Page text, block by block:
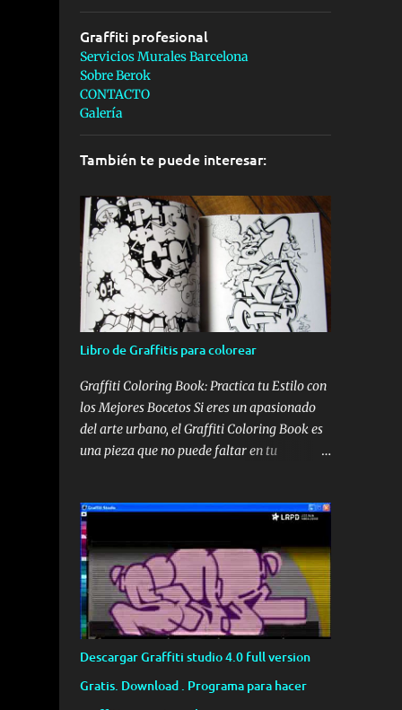
Graffiti profesional
Servicios Murales Barcelona
Sobre Berok
CONTACTO
Galería
También te puede interesar:
Libro de Graffitis para colorear
Graffiti Coloring Book: Practica tu Estilo con
los Mejores Bocetos Si eres un apasionado
del arte urbano, el Graffiti Coloring Book es
una pieza que no puede faltar en tu
recopilación de alta calidad que reúne los
bocetos de los sesenta mejores graffiteros
escandinavos, incluyendo leyendas como
Nug, Egs y Bates . Portada del Graffiti
Coloring Book, ideal para artistas y
aficionados Estos maestros del spray han
definido los bordes de sus trabajos más
icónicos, dejando el espacio en blanco para
que tú tomes el control. Aunque muchos
Descargar Graffiti studio 4.0 full version
Gratis. Download . Programa para hacer